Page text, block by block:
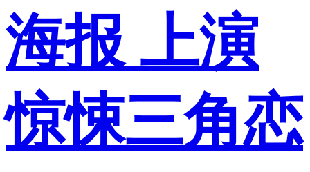
海报 上演
惊悚三角恋